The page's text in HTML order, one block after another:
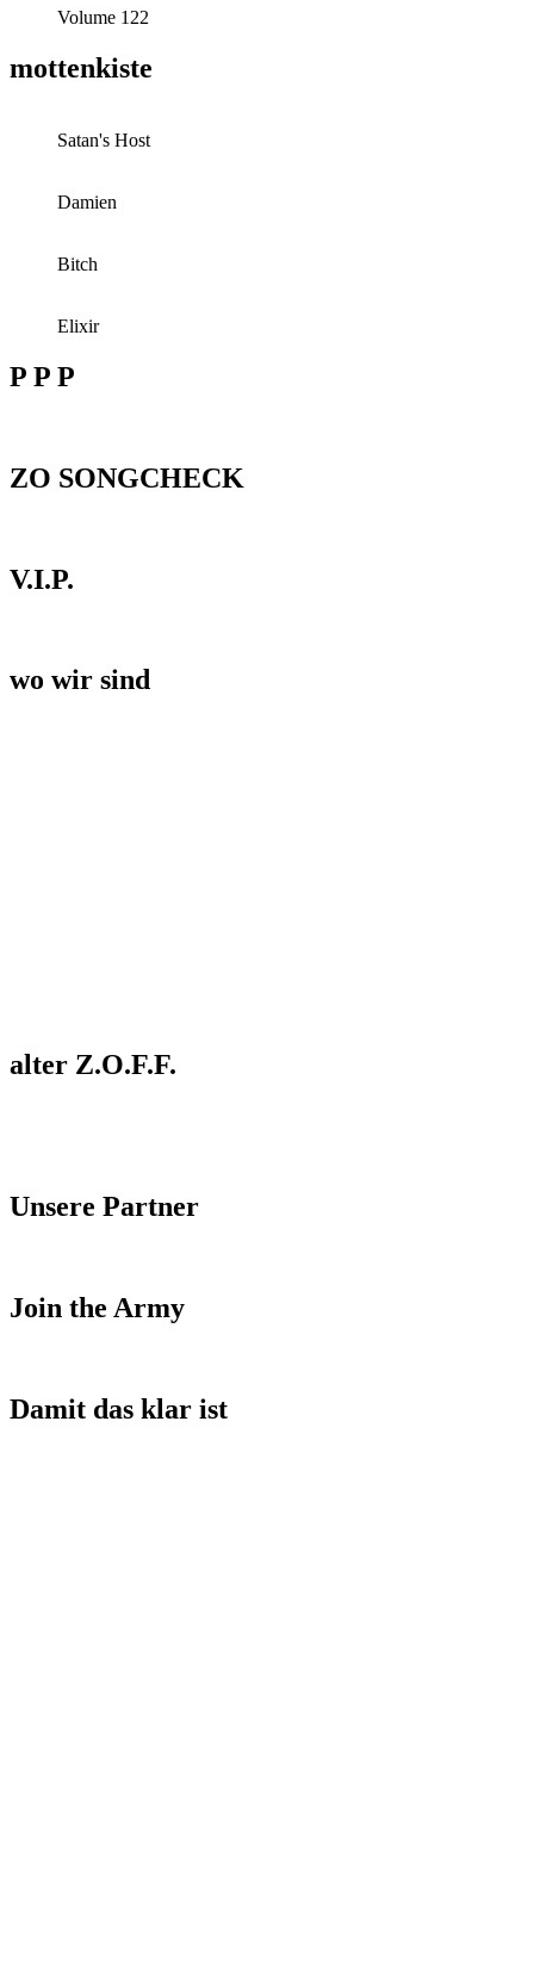
Volume 122
mottenkiste
Satan's Host
Damien
Bitch
Elixir
P P P
ZO SONGCHECK
V.I.P.
wo wir sind
alter Z.O.F.F.
Unsere Partner
Join the Army
Damit das klar ist